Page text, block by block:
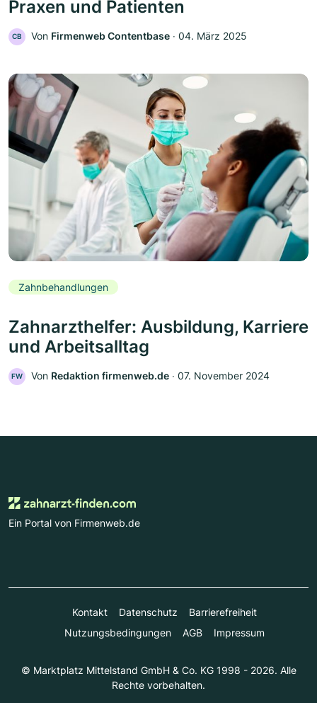
Praxen und Patienten
CB Von Firmenweb Contentbase ‧ 04. März 2025
Zahnbehandlungen
Zahnarzthelfer: Ausbildung, Karriere
und Arbeitsalltag
FW Von Redaktion firmenweb.de ‧ 07. November 2024
Ein Portal von Firmenweb.de
Kontakt Datenschutz
Barrierefreiheit
Nutzungsbedingungen
AGB Impressum
© Marktplatz Mittelstand GmbH & Co. KG 1998 - 2026. Alle
Rechte vorbehalten.